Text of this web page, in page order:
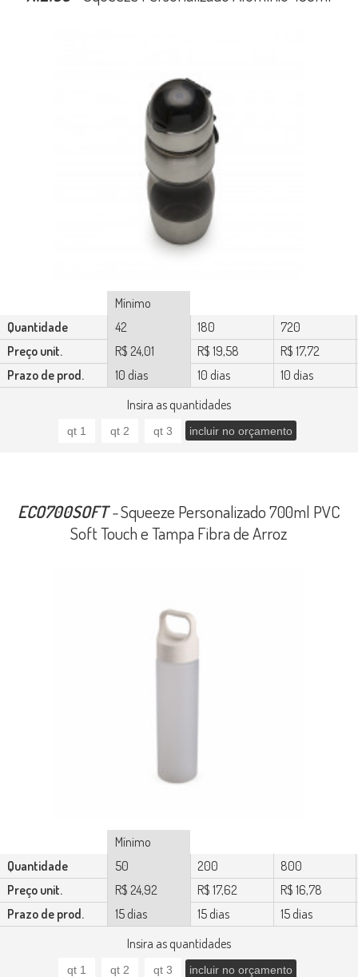
Insira as quantidades
Mínimo
Quantidade
42 180
720
Preço unit.
R$ 24,01 R$ 19,58
R$ 17,72
Prazo de prod.
10 dias 10 dias 10 dias
Insira as quantidades
ECO700SOFT-Squeeze Personalizado 700ml PVC
Soft Touch e Tampa Fibra de Arroz
Mínimo
Quantidade
50 200
800
Preço unit.
R$ 24,92 R$ 17,62
R$ 16,78
Prazo de prod.
15 dias 15 dias 15 dias